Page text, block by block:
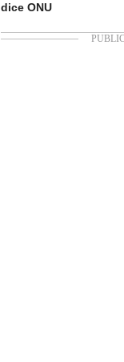
dice ONU